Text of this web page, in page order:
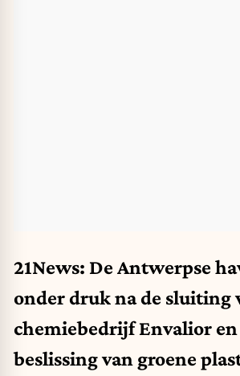
21News: De Antwerpse
onder druk na de sluiting
chemiebedrijf Envalior en
beslissing van groene